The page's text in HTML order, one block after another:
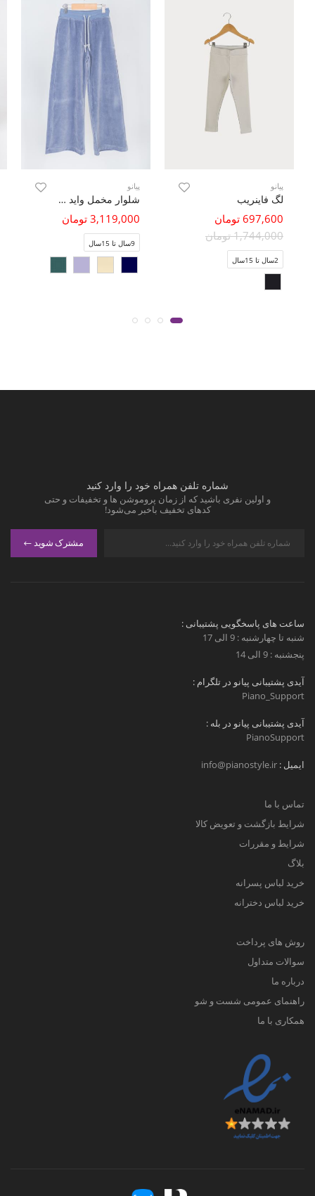
پیانو
لگ فاینریب
697,600 تومان
1,744,000 تومان
2سال تا 15سال
پیانو
شلوار مخمل واید (ست با کد 10738)
3,119,000 تومان
9سال تا 15سال
شماره تلفن همراه خود را وارد کنید
و اولین نفری باشید که از زمان پروموشن ها و تخفیفات و حتی
کدهای تخفیف باخبر می‌شود!
مشترک شوید
ساعت های پاسخگویی پشتیبانی :
شنبه تا چهارشنبه : 9 الی 17
پنجشنبه : 9 الی 14
آیدی پشتیبانی پیانو در تلگرام :
Piano_Support
آیدی پشتیبانی پیانو در بله :
PianoSupport
ایمیل : info@pianostyle.ir
تماس با ما
شرایط بازگشت و تعویض کالا
شرایط و مقررات
بلاگ
خرید لباس پسرانه
خرید لباس دخترانه
روش های پرداخت
سوالات متداول
درباره ما
راهنمای عمومی شست و شو
همکاری با ما